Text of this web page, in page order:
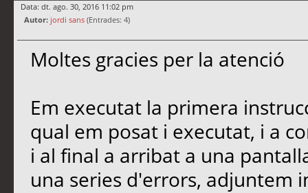
Data: dt. ago. 30, 2016 11:02 pm
Autor: jordi sans (Entrades: 4)
Moltes gracies per la atenció
Em executat la primera
qual em posat i executat, i a
i al final a arribat a una
una series d'errors, adjuntem